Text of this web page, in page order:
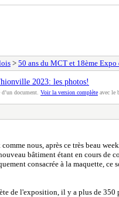
> 50 ans du MCT et 18ème
2023: les photos!
document. Voir la version complète avec le
nous, après ce très beau
bâtiment étant en cours de
consacrée à la maquette,
de l'exposition, il y a plus de